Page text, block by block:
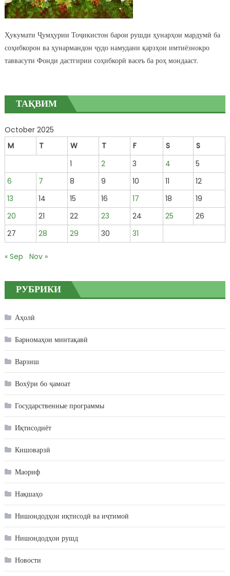
Ҳукумати Ҷумҳурии Тоҷикистон барои рушди ҳунарҳои мардумӣ ба
соҳибкорон ва ҳунармандон ҷудо намудани қарзҳои имтиёзнокро
таввасути Фонди дастгирии соҳибкорӣ васеъ ба роҳ мондааст.
ТАҚВИМ
October 2025
M
T W T F S
S
1
2 3 4
5
6
7 8 9 10 11
12
13
14 15 16 17 18
19
20
21 22 23 24 25
26
27
28 29 30 31
« Sep Nov »
РУБРИКИ
Аҳолӣ
Барномаҳои минтақавӣ
Варзиш
Вохӯри бо ҷамоат
Государственные программы
Иқтисодиёт
Кишоварзӣ
Маориф
Нақшаҳо
Нишондодҳои иқтисодӣ ва иҷтимоӣ
Нишондодҳои рушд
Новости